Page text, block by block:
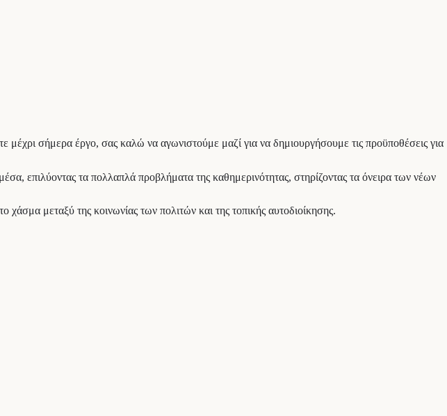
μέχρι σήμερα έργο, σας καλώ να αγωνιστούμε μαζί για να δημιουργήσουμε τις προϋποθέσεις για
επιλύοντας τα πολλαπλά προβλήματα της καθημερινότητας, στηρίζοντας τα όνειρα των νέων
μεταξύ της κοινωνίας των πολιτών και της τοπικής αυτοδιοίκησης.